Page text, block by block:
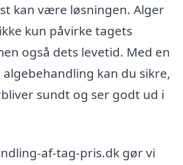
kan være løsningen. Alger
kun påvirke tagets
også dets levetid. Med en
kan du sikre,
sundt og ser godt ud i
af-tag-pris.dk gør vi